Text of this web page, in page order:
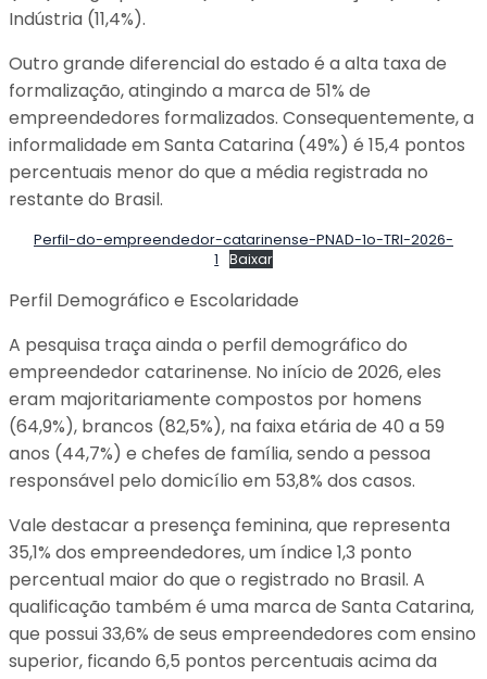
Indústria (11,4%).
Outro grande diferencial do estado é a alta taxa de
formalização, atingindo a marca de 51% de
empreendedores formalizados. Consequentemente, a
informalidade em Santa Catarina (49%) é 15,4 pontos
percentuais menor do que a média registrada no
restante do Brasil.
Perfil-do-empreendedor-catarinense-PNAD-1o-TRI-2026-
1
Baixar
Perfil Demográfico e Escolaridade
A pesquisa traça ainda o perfil demográfico do
empreendedor catarinense. No início de 2026, eles
eram majoritariamente compostos por homens
(64,9%), brancos (82,5%), na faixa etária de 40 a 59
anos (44,7%) e chefes de família, sendo a pessoa
responsável pelo domicílio em 53,8% dos casos.
Vale destacar a presença feminina, que representa
35,1% dos empreendedores, um índice 1,3 ponto
percentual maior do que o registrado no Brasil. A
qualificação também é uma marca de Santa Catarina,
que possui 33,6% de seus empreendedores com ensino
superior, ficando 6,5 pontos percentuais acima da